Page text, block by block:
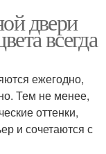
двери
всегда
ежегодно,
Тем не менее,
оттенки,
и сочетаются с